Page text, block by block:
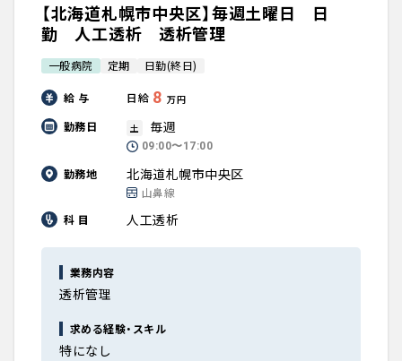
【北海道札幌市中央区】毎週土曜日 日
勤 人工透析 透析管理
一般病院 定期 日勤(終日)
給 与 日給 8 万円
勤務日 土 毎週
09:00〜17:00
勤務地 北海道札幌市中央区
山鼻線
科 目
人工透析
業務内容
透析管理
求める経験・スキル
特になし